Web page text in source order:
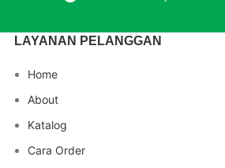
LAYANAN PELANGGAN
Home
About
Katalog
Cara Order